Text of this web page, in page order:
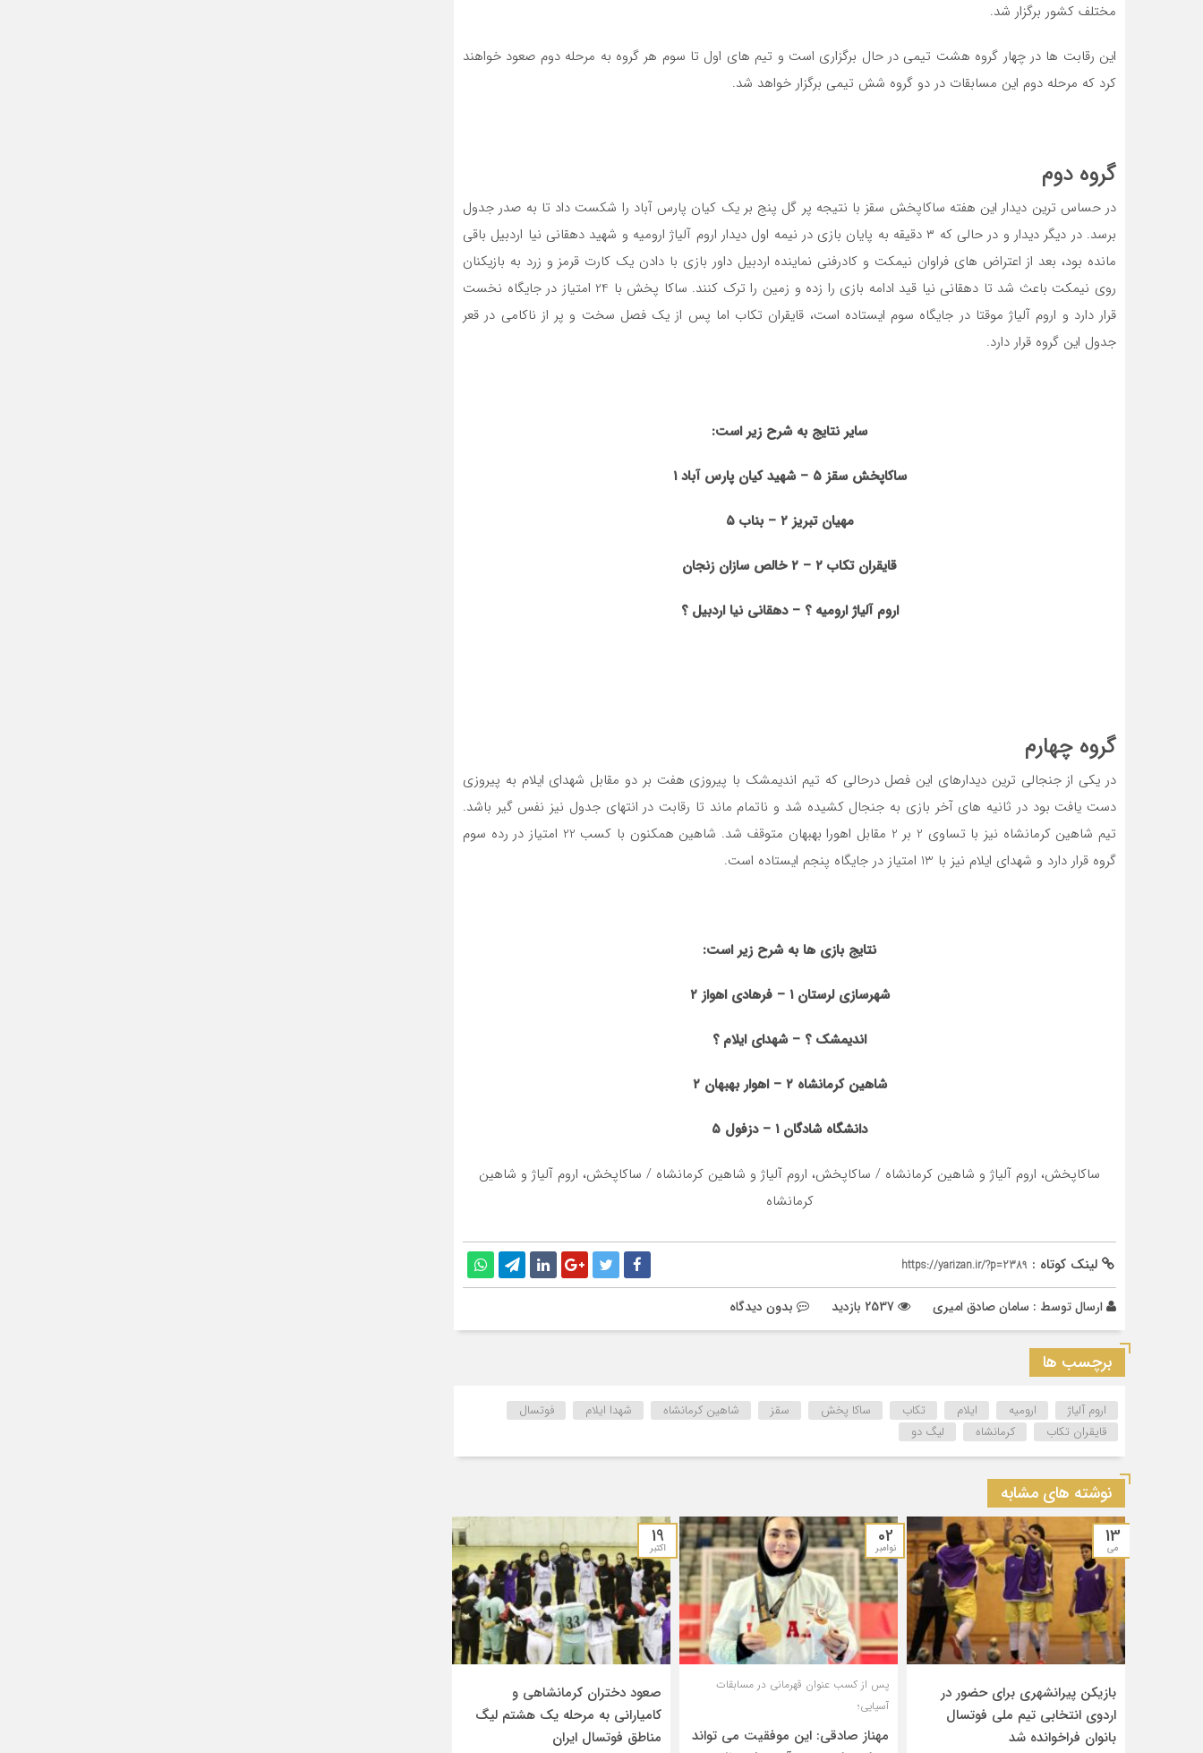
مختلف کشور برگزار شد.
این رقابت ها در چهار گروه هشت تیمی در حال برگزاری است و تیم های اول تا سوم هر گروه به مرحله دوم صعود خواهند
کرد که مرحله دوم این مسابقات در دو گروه شش تیمی برگزار خواهد شد.
گروه دوم
در حساس ترین دیدار این هفته ساکاپخش سقز با نتیجه پر گل پنج بر یک کیان پارس آباد را شکست داد تا به صدر جدول
برسد. در دیگر دیدار و در حالی که ۳ دقیقه به پایان بازی در نیمه اول دیدار اروم آلیاژ ارومیه و شهید دهقانی نیا اردبیل باقی
مانده بود، بعد از اعتراض های فراوان نیمکت و کادرفنی نماینده اردبیل داور بازی با دادن یک کارت قرمز و زرد به بازیکنان
روی نیمکت باعث شد تا دهقانی نیا قید ادامه بازی را زده و زمین را ترک کنند. ساکا پخش با 24 امتیاز در جایگاه نخست
قرار دارد و اروم آلیاژ موقتا در جایگاه سوم ایستاده است، قایقران تکاب اما پس از یک فصل سخت و پر از ناکامی در قعر
جدول این گروه قرار دارد.
سایر نتایج به شرح زیر است:
ساکاپخش سقز۵ – شهید کیان پارس آباد۱
مهیان تبریز۲ – بناب۵
قایقران تکاب ۲ – خالص سازان زنجان
اروم آلیاژ ارومیه ؟– دهقانی نیا اردبیل ؟
گروه چهارم
در یکی از جنجالی ترین دیدارهای این فصل درحالی که تیم اندیمشک با پیروزی هفت بر دو مقابل شهدای ایلام به پیروزی
دست یافت بود در ثانیه های آخر بازی به جنجال کشیده شد و ناتمام ماند تا رقابت در انتهای جدول نیز نفس گیر باشد.
تیم شاهین کرمانشاه نیز با تساوی 2 بر 2 مقابل اهورا بهبهان متوقف شد. شاهین همکنون با کسب 22 امتیاز در رده سوم
گروه قرار دارد و شهدای ایلام نیز با 13 امتیاز در جایگاه پنجم ایستاده است.
نتایج بازی ها به شرح زیر است:
شهرسازی لرستان۱ – فرهادی اهواز۲
اندیمشک ؟ – شهدای ایلام ؟
شاهین کرمانشاه۲ – اهوار بهبهان۲
دانشگاه شادگان۱ – دزفول ۵
ساکاپخش، اروم آلیاژ و شاهین کرمانشاه / ساکاپخش، اروم آلیاژ و شاهین کرمانشاه / ساکاپخش، اروم آلیاژ و شاهین
کرمانشاه
لینک کوتاه : https://yarizan.ir/?p=2389
ارسال توسط : سامان صادق امیری بدون دیدگاه
برچسب ها
اروم آلیاژ ارومیه ایلام تکاب ساکا پخش سقز شاهین کرمانشاه شهدا ایلام
فوتسال
قایقران تکاب
کرمانشاه لیگ دو
نوشته های مشابه
13
می
بازیکن پیرانشهری برای حضور در
اردوی انتخابی تیم ملی فوتسال
بانوان فراخوانده شد
02
نوامبر
پس از کسب عنوان قهرمانی در مسابقات
آسیایی؛
مهناز صادقی: این موفقیت می تواند
19
اکتبر
صعود دختران کرمانشاهی و
کامیارانی بە مرحلە یک هشتم لیگ
مناطق فوتسال ایران